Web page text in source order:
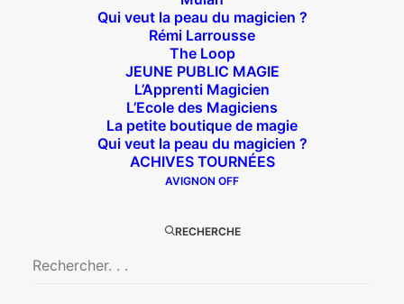
Qui veut la peau du magicien ?
Rémi Larrousse
The Loop
JEUNE PUBLIC MAGIE
L’Apprenti Magicien
L’Ecole des Magiciens
La petite boutique de magie
Qui veut la peau du magicien ?
ACHIVES TOURNÉES
AVIGNON OFF
RECHERCHE
14 bis rue Sainte Isaure 75018 Paris– M° Jules
Joffrin / Simplon – Loc :01 42 62 35 00
À l’affiche
Big Mother
Le goût de la framboise